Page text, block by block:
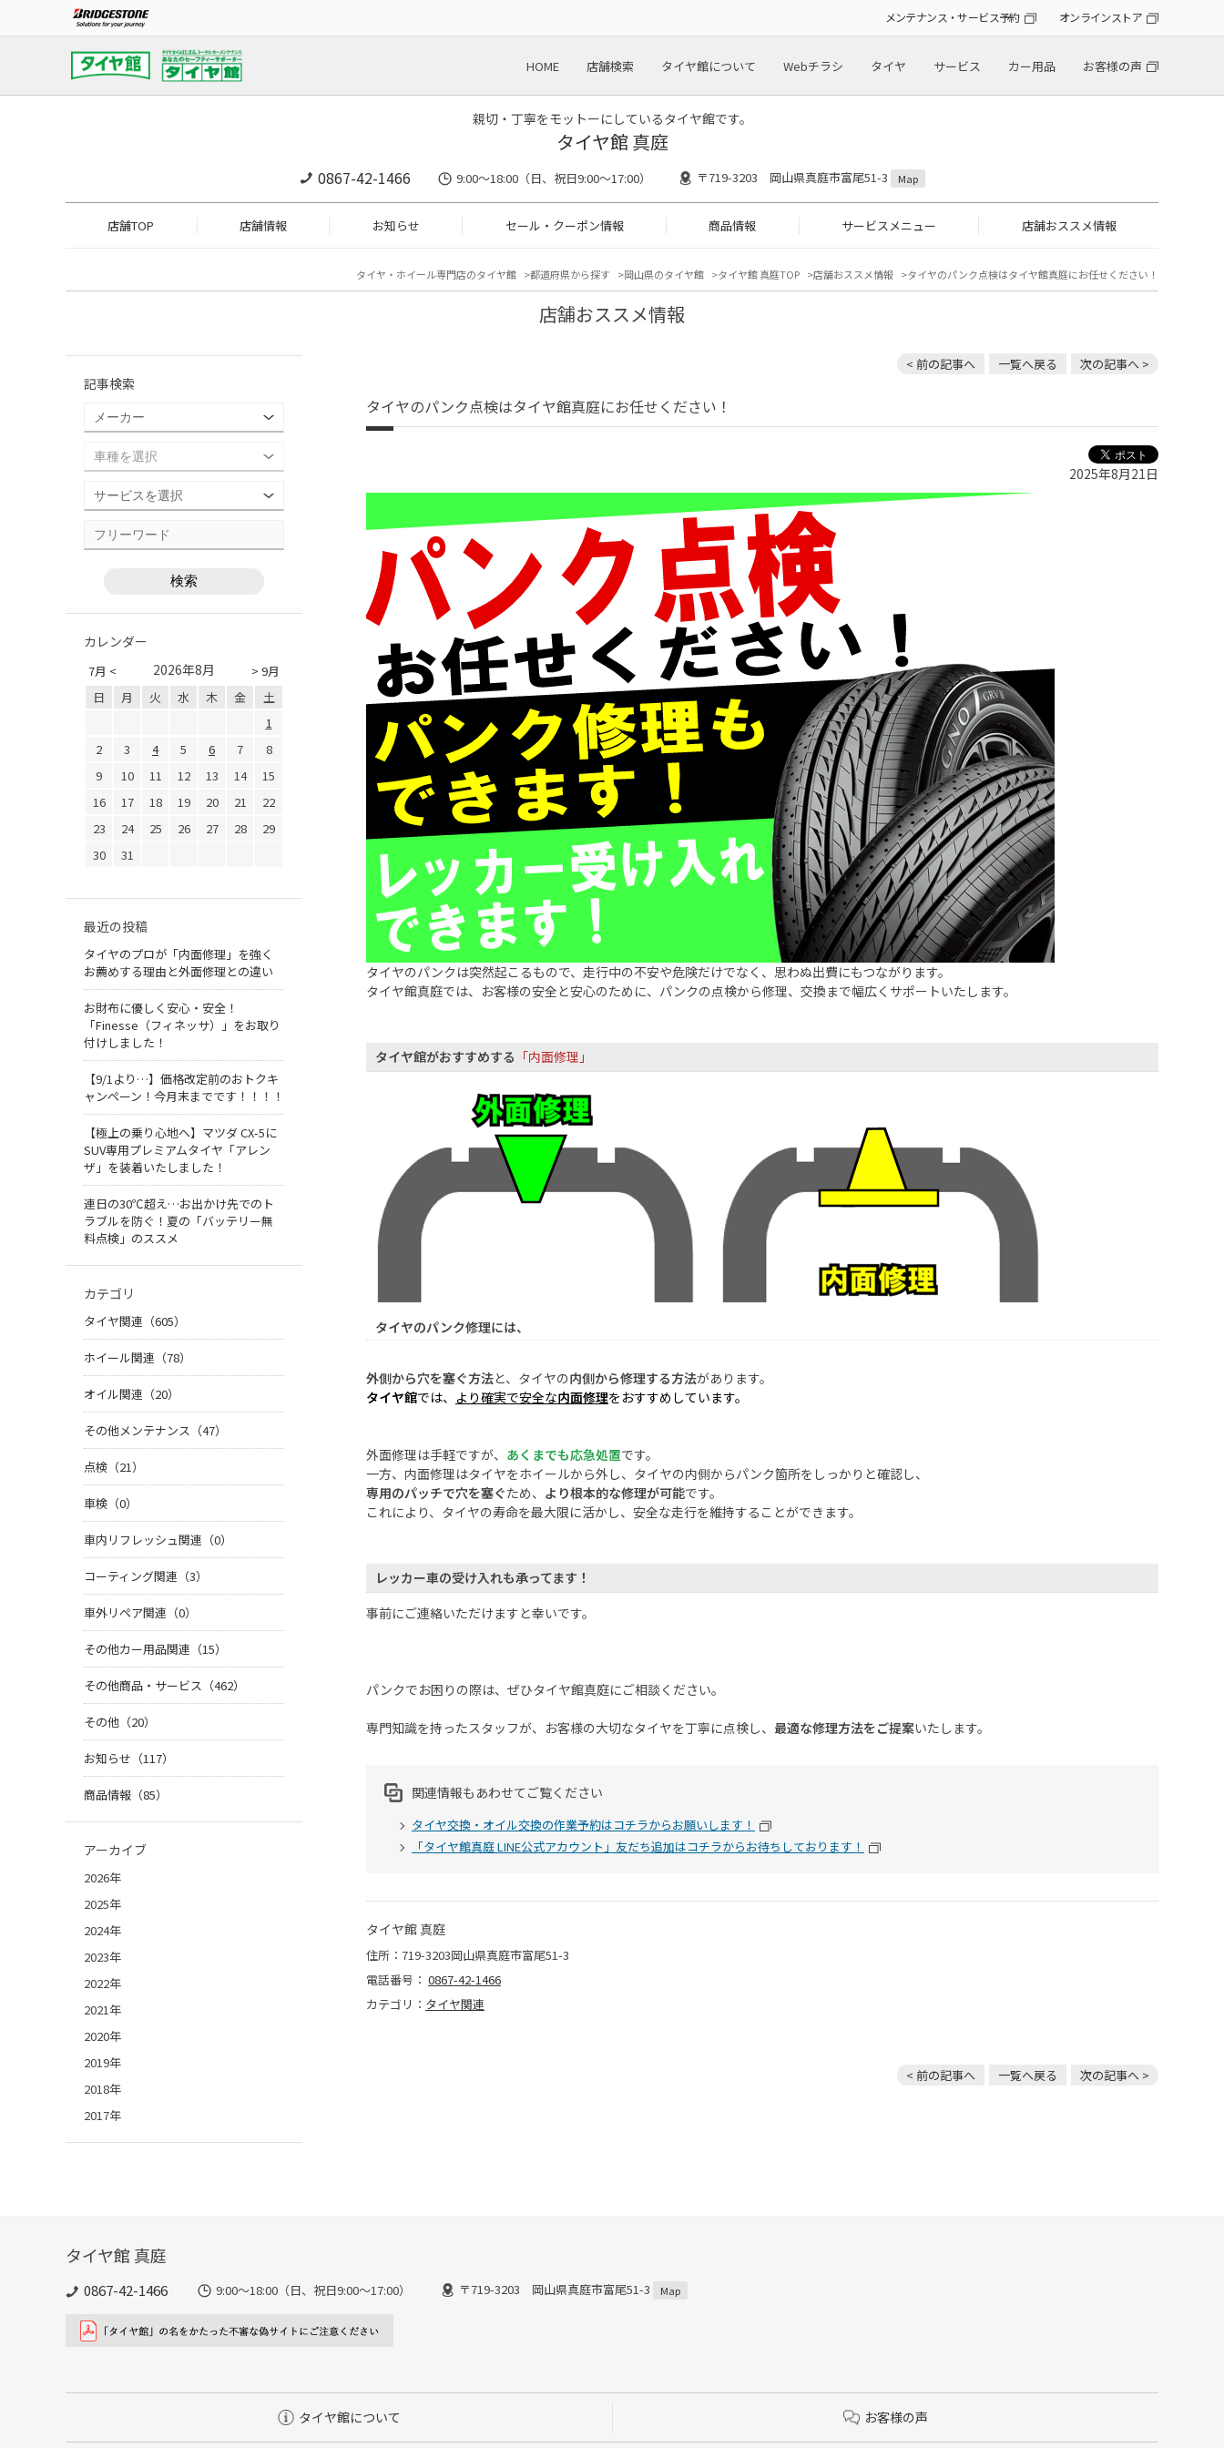
メンテナンス・サービス予約 オンラインストア
HOME 店舗検索 タイヤ館について Webチラシ タイヤ サービス カー用品 お客様の声
親切・丁寧をモットーにしているタイヤ館です。
タイヤ館 真庭
0867-42-1466 9:00～18:00（日、祝日9:00～17:00） 〒719-3203 岡山県真庭市富尾51-3 Map
店舗TOP 店舗情報 お知らせ セール・クーポン情報 商品情報 サービスメニュー 店舗おススメ情報
タイヤ・ホイール専門店のタイヤ館 都道府県から探す 岡山県のタイヤ館 タイヤ館 真庭TOP 店舗おススメ情報 タイヤのパンク点検はタイヤ館真庭にお任せください！
店舗おススメ情報
< 前の記事へ 一覧へ戻る 次の記事へ >
タイヤのパンク点検はタイヤ館真庭にお任せください！
2025年8月21日
タイヤのパンクは突然起こるもので、走行中の不安や危険だけでなく、思わぬ出費にもつながります。
タイヤ館真庭では、お客様の安全と安心のために、パンクの点検から修理、交換まで幅広くサポートいたします。
タイヤ館がおすすめする 「内面修理」
タイヤのパンク修理には、
外側から穴を塞ぐ方法と、タイヤの内側から修理する方法があります。
タイヤ館では、 より確実で安全な内面修理をおすすめしています。
外面修理は手軽ですが、 あくまでも応急処置です。
一方、内面修理はタイヤをホイールから外し、タイヤの内側からパンク箇所をしっかりと確認し、
専用のパッチで穴を塞ぐため、 より根本的な修理が可能です。
これにより、タイヤの寿命を最大限に活かし、安全な走行を維持することができます。
レッカー車の受け入れも承ってます！
事前にご連絡いただけますと幸いです。
パンクでお困りの際は、ぜひタイヤ館真庭にご相談ください。
専門知識を持ったスタッフが、お客様の大切なタイヤを丁寧に点検し、 最適な修理方法をご提案いたします。
関連情報もあわせてご覧ください
タイヤ交換・オイル交換の作業予約はコチラからお願いします！
「タイヤ館真庭 LINE公式アカウント」友だち追加はコチラからお待ちしております！
タイヤ館 真庭
住所：719-3203岡山県真庭市富尾51-3
電話番号： 0867-42-1466
カテゴリ： タイヤ関連
< 前の記事へ 一覧へ戻る 次の記事へ >
記事検索
カレンダー
7月 < > 9月
2026年8月
日 月 火 水 木 金
土
1
2
3 4 5 6 7
8
9
10 11 12 13 14
15
16
17 18 19 20 21
22
23
24 25 26 27 28
29
30
31
最近の投稿
タイヤのプロが「内面修理」を強く
お薦めする理由と外面修理との違い
お財布に優しく安心・安全！
「Finesse（フィネッサ）」をお取り
付けしました！
【9/1より…】価格改定前のおトクキ
ャンペーン！今月末までです！！！！
【極上の乗り心地へ】マツダ CX-5に
SUV専用プレミアムタイヤ「アレン
ザ」を装着いたしました！
連日の30℃超え…お出かけ先でのト
ラブルを防ぐ！夏の「バッテリー無
料点検」のススメ
カテゴリ
タイヤ関連（605）
ホイール関連（78）
オイル関連（20）
その他メンテナンス（47）
点検（21）
車検（0）
車内リフレッシュ関連（0）
コーティング関連（3）
車外リペア関連（0）
その他カー用品関連（15）
その他商品・サービス（462）
その他（20）
お知らせ（117）
商品情報（85）
アーカイブ
2026年
2025年
2024年
2023年
2022年
2021年
2020年
2019年
2018年
2017年
タイヤ館 真庭
0867-42-1466 9:00～18:00（日、祝日9:00～17:00） 〒719-3203 岡山県真庭市富尾51-3 Map
タイヤ館について お客様の声